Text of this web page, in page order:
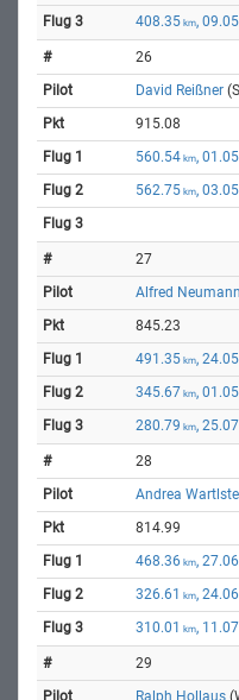
408.35 km,
26
David Reißner
915.08
560.54 km,
562.75 km,
27
Alfred Neumann
845.23
491.35 km,
345.67 km,
280.79 km,
28
Andrea
814.99
468.36 km,
326.61 km,
310.01 km,
29
Ralph Hollaus